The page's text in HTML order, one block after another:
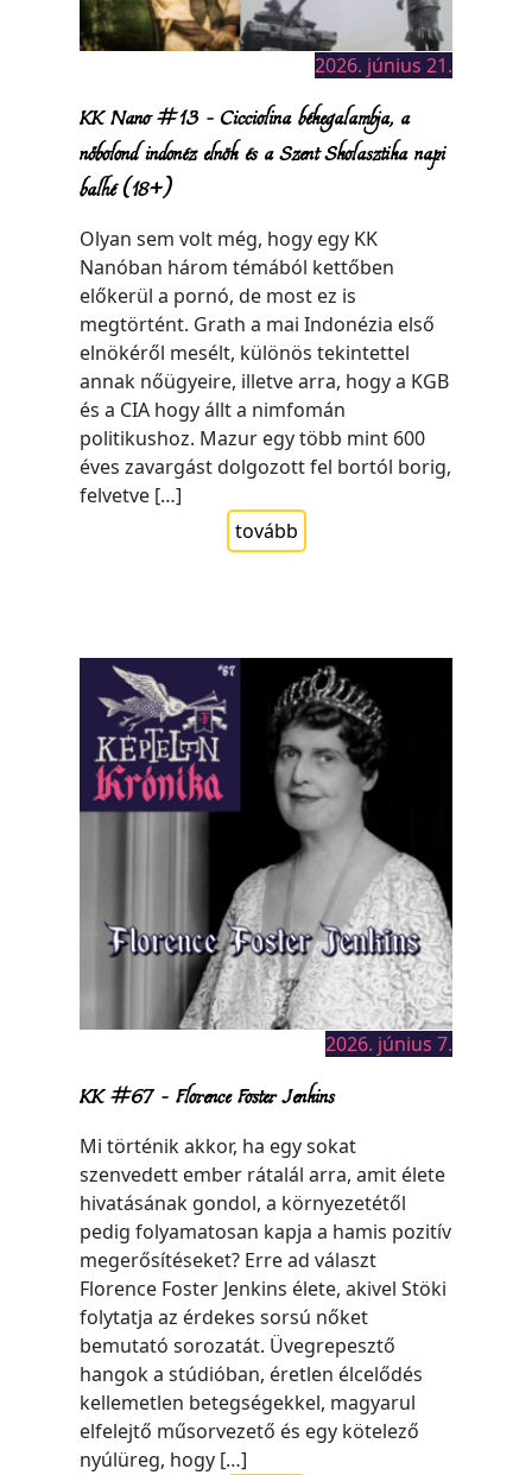
2026. június 21.
KK Nano #13 – Cicciolina békegalambja, a
nőbolond indonéz elnök és a Szent Skolasztika napi
balhé (18+)
Olyan sem volt még, hogy egy KK
Nanóban három témából kettőben
előkerül a pornó, de most ez is
megtörtént. Grath a mai Indonézia első
elnökéről mesélt, különös tekintettel
annak nőügyeire, illetve arra, hogy a KGB
és a CIA hogy állt a nimfomán
politikushoz. Mazur egy több mint 600
éves zavargást dolgozott fel bortól borig,
felvetve […]
tovább
2026. június 7.
KK #67 – Florence Foster Jenkins
Mi történik akkor, ha egy sokat
szenvedett ember rátalál arra, amit élete
hivatásának gondol, a környezetétől
pedig folyamatosan kapja a hamis pozitív
megerősítéseket? Erre ad választ
Florence Foster Jenkins élete, akivel Stöki
folytatja az érdekes sorsú nőket
bemutató sorozatát. Üvegrepesztő
hangok a stúdióban, éretlen élcelődés
kellemetlen betegségekkel, magyarul
elfelejtő műsorvezető és egy kötelező
nyúlüreg, hogy […]